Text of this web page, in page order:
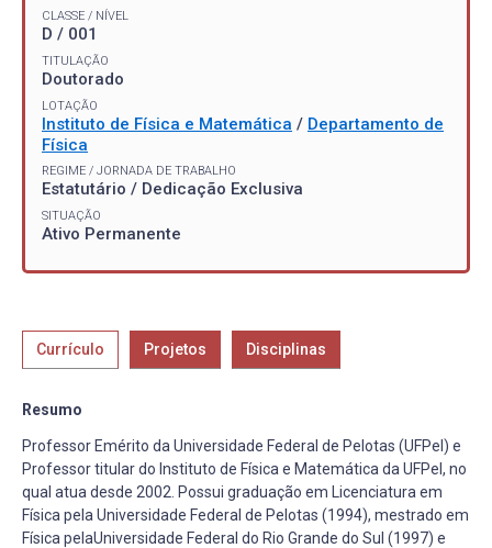
CLASSE / NÍVEL
D / 001
TITULAÇÃO
Doutorado
LOTAÇÃO
Instituto de Física e Matemática / Departamento de
Física
REGIME / JORNADA DE TRABALHO
Estatutário / Dedicação Exclusiva
SITUAÇÃO
Ativo Permanente
Currículo Projetos Disciplinas
Resumo
Professor Emérito da Universidade Federal de Pelotas (UFPel) e
Professor titular do Instituto de Física e Matemática da UFPel, no
qual atua desde 2002. Possui graduação em Licenciatura em
Física pela Universidade Federal de Pelotas (1994), mestrado em
Física pelaUniversidade Federal do Rio Grande do Sul (1997) e